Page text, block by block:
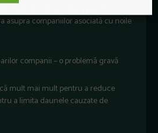
asupra companiilor asociată cu noile
companii – o problemă gravă
mult mai mult pentru a reduce
a limita daunele cauzate de